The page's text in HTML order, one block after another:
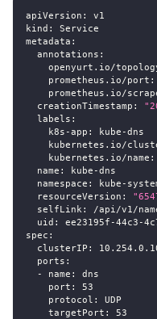
apiVersion :
v1
kind :
Service
metadata :
annotations :
openyurt.io/
prometheus.io/port :
prometheus.io/
creationTimestamp :
labels :
k8s-app : kube -dns
kubernetes.io/
kubernetes.io/name :
name : kube -dns
namespace : kube -
resourceVersion :
selfLink: /api/v1/
uid : ee23195f -44c3 -
spec :
clusterIP :
ports :
-
name :
dns
port :
53
protocol :
UDP
targetPort :
53